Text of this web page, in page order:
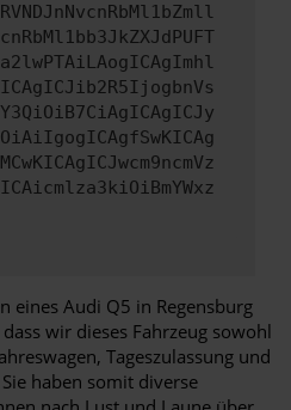
eines Audi Q5 in Regensburg
wir dieses Fahrzeug sowohl
Tageszulassung und
haben somit diverse